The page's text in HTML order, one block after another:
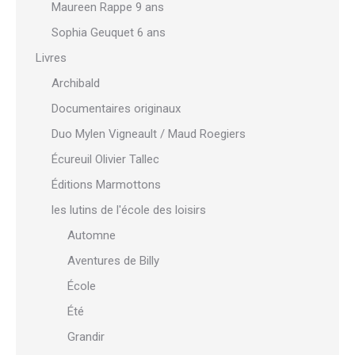
Maureen Rappe 9 ans
Sophia Geuquet 6 ans
Livres
Archibald
Documentaires originaux
Duo Mylen Vigneault / Maud Roegiers
Écureuil Olivier Tallec
Éditions Marmottons
les lutins de l'école des loisirs
Automne
Aventures de Billy
École
Été
Grandir